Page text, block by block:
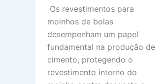
Os revestimentos para
moinhos de bolas
desempenham um papel
fundamental na produção de
cimento, protegendo o
revestimento interno do